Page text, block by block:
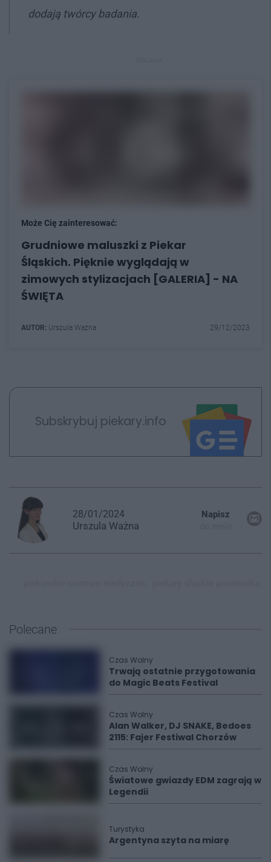
dodają twórcy badania.
Może Cię zainteresować:
Grudniowe maluszki z Piekar
Śląskich. Pięknie wyglądają w
zimowych stylizacjach [GALERIA] - NA
ŚWIĘTA
AUTOR: Urszula Ważna 29/12/2023
Subskrybuj piekary.info
28/01/2024
Urszula Ważna
Napisz
Polecane
Czas Wolny
Trwają ostatnie przygotowania
do Magic Beats Festival
Czas Wolny
Alan Walker, DJ SNAKE, Bedoes
2115: Fajer Festiwal Chorzów
Czas Wolny
Światowe gwiazdy EDM zagrają w
Legendii
Turystyka
Argentyna szyta na miarę